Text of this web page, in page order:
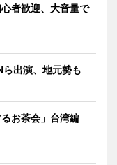
者歓迎、大音量で
出演、地元勢も
るお茶会」台湾編